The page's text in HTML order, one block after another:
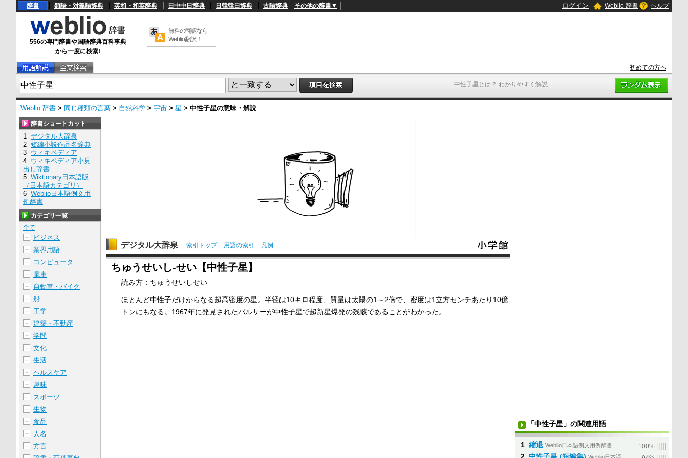
中性子星とは？ わかりやすく解説
辞書 類語・対義語辞典 英和・和英辞典 日中中日辞典 日韓韓日辞典 古語辞典 その他の辞書▼ ログイン Weblio 辞書 ヘルプ
556の専門辞書や国語辞典百科事典
から一度に検索!
無料の翻訳なら
Weblio翻訳！
初めての方へ
Weblio 辞書 > 同じ種類の言葉 > 自然科学 > 宇宙 > 星 > 中性子星の意味・解説
デジタル大辞泉 索引トップ 用語の索引 凡例
ちゅうせいし‐せい【中性子星】
読み方：ちゅうせいしせい
ほとんど中性子だけからなる超高密度の星。半径は10キロ程度、質量は太陽の1～2倍で、 密度は1 立方センチあたり 10億
トンにもなる。 1967年に発見されたパルサーが中性子星で超新星爆発の残骸であることがわかった。
辞書ショートカット
1 デジタル大辞泉
2 短編小説作品名辞典
3 ウィキペディア
4 ウィキペディア小見
出し辞書
5 Wiktionary日本語版
（日本語カテゴリ）
6 Weblio日本語例文用
例辞書
カテゴリ一覧
全て
＋
ビジネス
＋ 業界用語
＋ コンピュータ
＋ 電車
＋ 自動車・バイク
＋ 船
＋ 工学
＋ 建築・不動産
＋ 学問
＋ 文化
＋ 生活
＋ ヘルスケア
＋ 趣味
＋ スポーツ
＋ 生物
＋ 食品
＋ 人名
＋ 方言
「中性子星」の関連用語
1 縮退 Weblio日本語例文用例辞書 100%